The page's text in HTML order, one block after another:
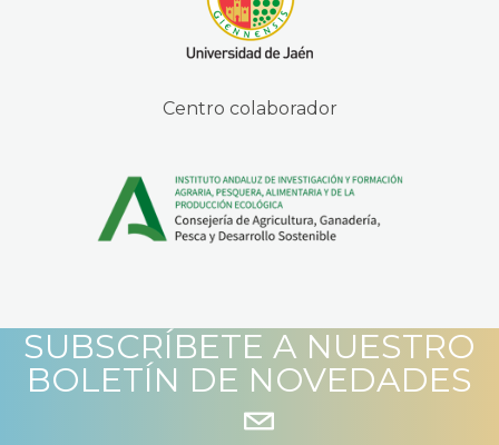
Centro colaborador
SUBSCRÍBETE A NUESTRO
BOLETÍN DE NOVEDADES